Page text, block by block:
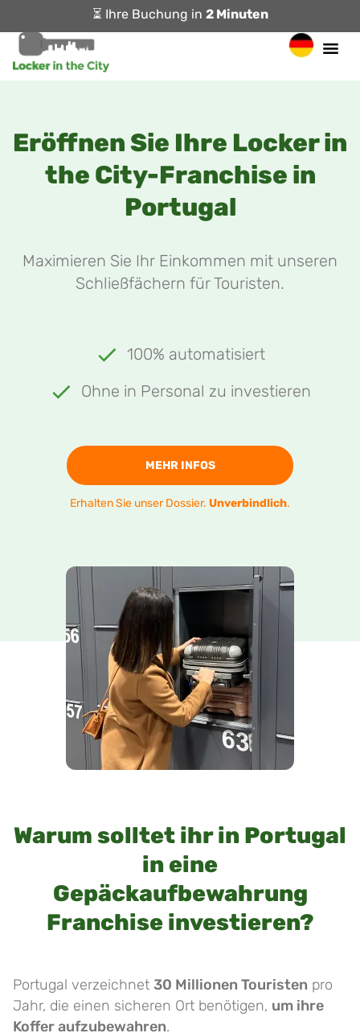
⏳ Ihre Buchung in 2 Minuten
Eröffnen Sie Ihre Locker in
the City-Franchise in
Portugal
Maximieren Sie Ihr Einkommen mit unseren
Schließfächern für Touristen.
100% automatisiert
Ohne in Personal zu investieren
MEHR INFOS
Erhalten Sie unser Dossier. Unverbindlich.
Warum solltet ihr in Portugal
in eine
Gepäckaufbewahrung
Franchise investieren?
Portugal verzeichnet 30 Millionen Touristen pro
Jahr, die einen sicheren Ort benötigen, um ihre
Koffer aufzubewahren.